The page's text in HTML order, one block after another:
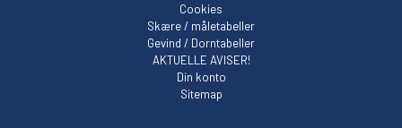
Cookies
Skære / måletabeller
Gevind / Dorntabeller
AKTUELLE AVISER!
Din konto
Sitemap